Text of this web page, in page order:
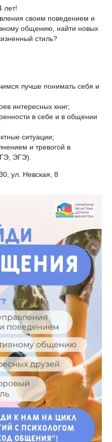
лет!
своим поведением и
общению, найти новых
стиль?
лучше понимать себя и
интересных книг;
в себе и в общении
ситуации;
и тревогой в
ЭГЭ).
ул. Невская, 8